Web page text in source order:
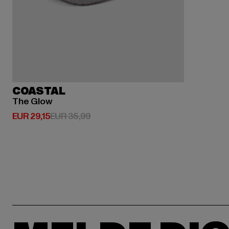
COASTAL
The Glow
EUR 29,15
Derzeitiger Preis: EUR 29,15
EUR 35,99Aktionspreis: EUR 35,99